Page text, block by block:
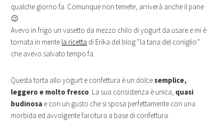
qualche giorno fa. Comunque non temete, arriverà anche il pane
😉
Avevo in frigo un vasetto da mezzo chilo di yogurt da usare e mi è
tornata in mente la ricetta di Erika del blog “la tana del coniglio”
che avevo salvato tempo fa.
Questa torta allo yogurt e confettura è un dolcesemplice,
leggero e molto fresco. La sua consistenza è unica, quasi
budinosa e con un gusto che si sposa perfettamente con una
morbida ed avvolgente farcitura a base di confettura.